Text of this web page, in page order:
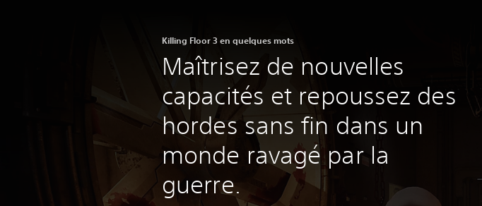
Killing Floor 3 en quelques mots
Maîtrisez de nouvelles
capacités et repoussez des
hordes sans fin dans un
monde ravagé par la
guerre.